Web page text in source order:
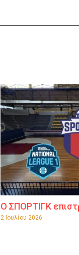
Ο ΣΠΟΡΤΙΓΚ
2 Ιουλίου 2026